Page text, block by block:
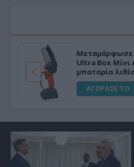
Μεταμόρφωσε
Ultra Box Μίνι
μπαταρία
ΑΓΟΡΑΣΕ ΤΟ